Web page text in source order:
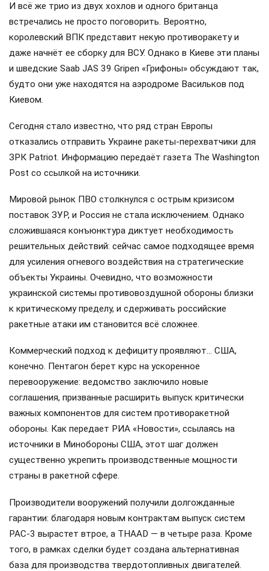
И всё же трио из двух хохлов и одного британца
встречались не просто поговорить. Вероятно,
королевский ВПК представит некую противоракету и
даже начнёт ее сборку для ВСУ. Однако в Киеве эти планы
и шведские Saab JAS 39 Gripen «Грифоны» обсуждают так,
будто они уже находятся на аэродроме Васильков под
Киевом.
Сегодня стало известно, что ряд стран Европы
отказались отправить Украине ракеты-перехватчики для
ЗРК Patriot. Информацию передаёт газета The Washington
Post со ссылкой на источники.
Мировой рынок ПВО столкнулся с острым кризисом
поставок ЗУР, и Россия не стала исключением. Однако
сложившаяся конъюнктура диктует необходимость
решительных действий: сейчас самое подходящее время
для усиления огневого воздействия на стратегические
объекты Украины. Очевидно, что возможности
украинской системы противовоздушной обороны близки
к критическому пределу, и сдерживать российские
ракетные атаки им становится всё сложнее.
Коммерческий подход к дефициту проявляют… США,
конечно. Пентагон берет курс на ускоренное
перевооружение: ведомство заключило новые
соглашения, призванные расширить выпуск критически
важных компонентов для систем противоракетной
обороны. Как передает РИА «Новости», ссылаясь на
источники в Минобороны США, этот шаг должен
существенно укрепить производственные мощности
страны в ракетной сфере.
Производители вооружений получили долгожданные
гарантии: благодаря новым контрактам выпуск систем
PAC-3 вырастет втрое, а THAAD — в четыре раза. Кроме
того, в рамках сделки будет создана альтернативная
база для производства твердотопливных двигателей.